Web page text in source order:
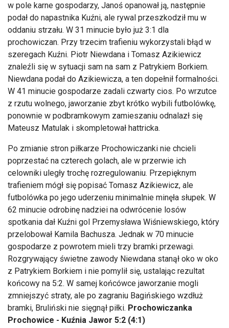
w pole karne gospodarzy, Janoś opanował ją, następnie
podał do napastnika Kuźni, ale rywal przeszkodził mu w
oddaniu strzału. W 31 minucie było już 3:1 dla
prochowiczan. Przy trzecim trafieniu wykorzystali błąd w
szeregach Kuźni. Piotr Niewdana i Tomasz Azikiewicz
znaleźli się w sytuacji sam na sam z Patrykiem Borkiem.
Niewdana podał do Azikiewicza, a ten dopełnił formalności.
W 41 minucie gospodarze zadali czwarty cios. Po wrzutce
z rzutu wolnego, jaworzanie zbyt krótko wybili futbolówkę,
ponownie w podbramkowym zamieszaniu odnalazł się
Mateusz Matulak i skompletował hattricka.
Po zmianie stron piłkarze Prochowiczanki nie chcieli
poprzestać na czterech golach, ale w przerwie ich
celowniki uległy trochę rozregulowaniu. Przepięknym
trafieniem mógł się popisać Tomasz Azikiewicz, ale
futbolówka po jego uderzeniu minimalnie minęła słupek. W
62 minucie odrobinę nadziei na odwrócenie losów
spotkania dał Kuźni gol Przemysława Wiśniewskiego, który
przelobował Kamila Bachusza. Jednak w 70 minucie
gospodarze z powrotem mieli trzy bramki przewagi.
Rozgrywający świetne zawody Niewdana stanął oko w oko
z Patrykiem Borkiem i nie pomylił się, ustalając rezultat
końcowy na 5:2. W samej końcówce jaworzanie mogli
zmniejszyć straty, ale po zagraniu Bagińskiego wzdłuż
bramki, Bruliński nie sięgnął piłki. Prochowiczanka
Prochowice - Kuźnia Jawor 5:2 (4:1)